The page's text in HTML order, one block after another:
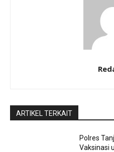
ARTIKEL TERKAIT
Polres
Vaksinasi